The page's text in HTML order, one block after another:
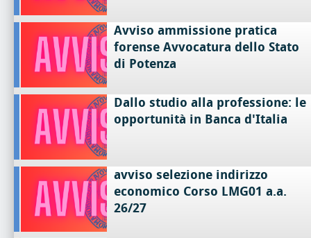
Avviso ammissione pratica
forense Avvocatura dello Stato
di Potenza
Dallo studio alla professione: le
opportunità in Banca d'Italia
avviso selezione indirizzo
economico Corso LMG01 a.a.
26/27